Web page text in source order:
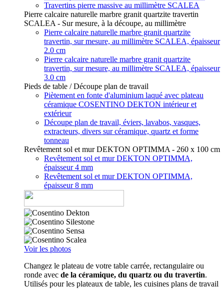
Travertins pierre massive au millimètre SCALEA
Pierre calcaire naturelle marbre granit quartzite travertin
SCALEA - Sur mesure, à la découpe, au millimètre
Pierre calcaire naturelle marbre granit quartzite
travertin, sur mesure, au millimètre SCALEA, épaisseur
2.0 cm
Pierre calcaire naturelle marbre granit quartzite
travertin, sur mesure, au millimètre SCALEA, épaisseur
3.0 cm
Pieds de table / Découpe plan de travail
Piètement en fonte d'aluminium laqué avec plateau
céramique COSENTINO DEKTON intérieur et
extérieur
Découpe plan de travail, éviers, lavabos, vasques,
extracteurs, divers sur céramique, quartz et forme
tonneau
Revêtement sol et mur DEKTON OPTIMMA - 260 x 100 cm
Revêtement sol et mur DEKTON OPTIMMA,
épaisseur 4 mm
Revêtement sol et mur DEKTON OPTIMMA,
épaisseur 8 mm
Voir les photos
Changez le plateau de votre table carrée, rectangulaire ou
ronde avec de la céramique, du quartz ou du travertin.
Utilisés pour les plateaux de table, les cuisines plans de travail